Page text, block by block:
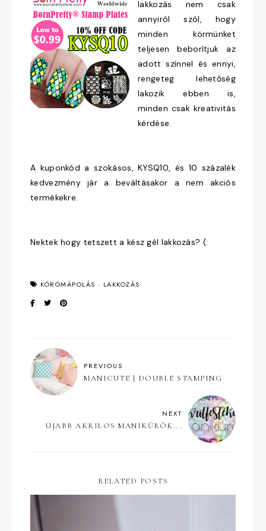
lakkozás nem csak
annyiról szól, hogy
minden körmünket
teljesen beborítjuk az
adott színnel és ennyi,
rengeteg lehetőség
lakozik ebben is,
minden csak kreativitás
kérdése.
A kuponkód a szokásos, KYSQ10, és 10 százalék
kedvezmény jár a beváltásakor a nem akciós
termékekre.
Nektek hogy tetszett a kész gél lakkozás? (:
KÖRÖMÁPOLÁS · LAKKOZÁS
PREVIOUS
MANICUTE | DOUBLE STAMPING
NEXT
ÚJABB AKRILOS MANIKŰRÖK...
RELATED POSTS